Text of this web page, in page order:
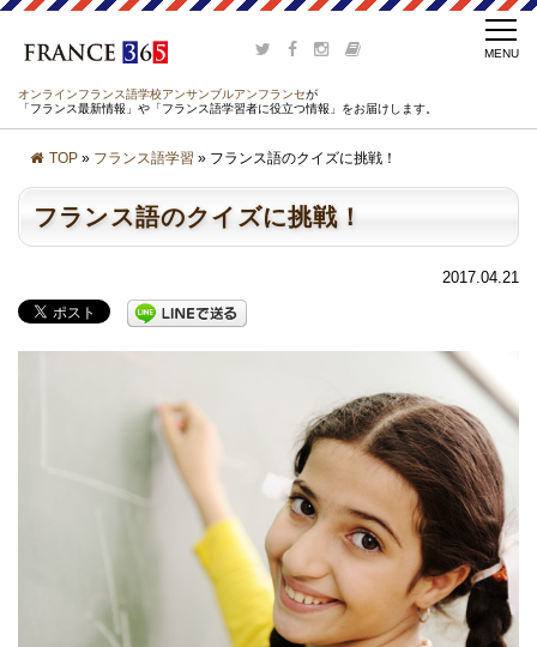
オンラインフランス語学校アンサンブルアンフランセが
「フランス最新情報」や「フランス語学習者に役立つ情報」をお届けします。
TOP » フランス語学習 » フランス語のクイズに挑戦！
フランス語のクイズに挑戦！
2017.04.21